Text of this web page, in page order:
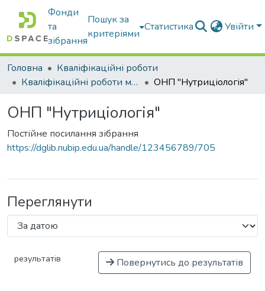
Фонди
та
зібрання
Пошук за
критеріями
Статистика Увійти
Головна
Кваліфікаційні роботи
Кваліфікаційні роботи магістрів
ОНП "Нутриціологія"
ОНП "Нутриціологія"
Постійне посилання зібрання
https://dglib.nubip.edu.ua/handle/123456789/705
Переглянути
результатів Повернутись до результатів